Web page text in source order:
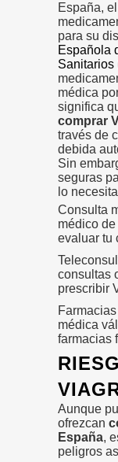
España,
para su
Española
Sanitarios
médica
significa
comprar
través de
debida
Sin
seguras
lo
Consulta
médico
evaluar tu
consultas
prescribir
médica
farmacias
Aunque
ofrezcan
España,
peligros